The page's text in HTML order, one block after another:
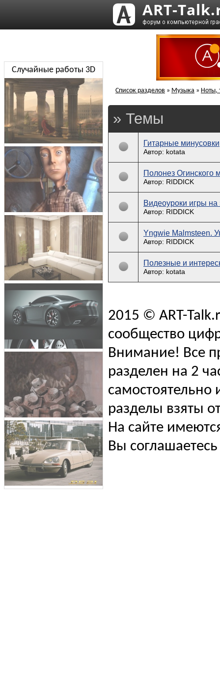
Список разделов » Музыка » Ноты,
» Темы
Гитарные минусовки
Автор: kotata
Полонез Огинского
Автор: RIDDICK
Видеоуроки игры на
Автор: RIDDICK
Yngwie Malmsteen.
Автор: RIDDICK
Полезные и
Автор: kotata
Случайные работы 3D
2015 © ART-
сообщество
Внимание! Все
разделен на 2
самостоятельно
разделы взяты
На сайте
Вы